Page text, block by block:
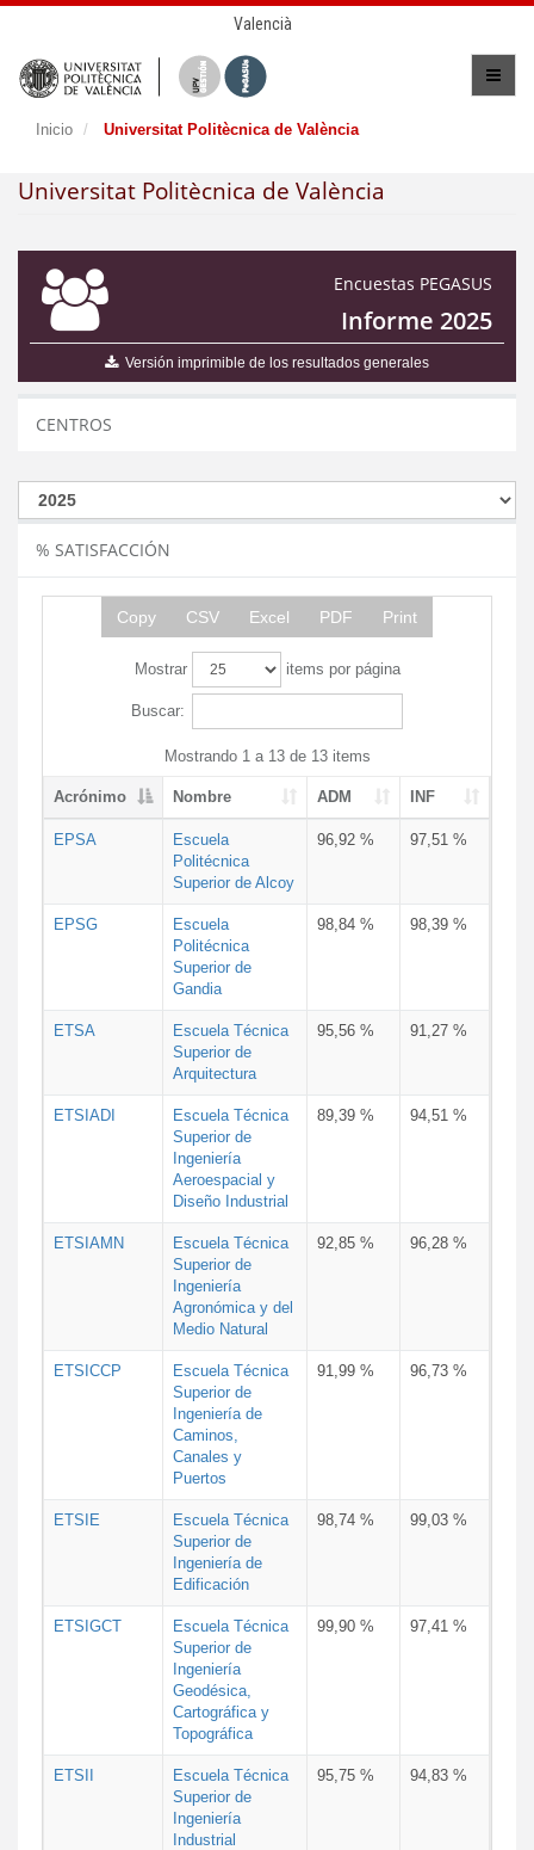
Valencià
Inicio Universitat Politècnica de València
Universitat Politècnica de València
Encuestas PEGASUS
Informe 2025
Versión imprimible de los resultados generales
CENTROS
% SATISFACCIÓN
Copy CSV Excel PDF Print
Mostrar items por página
Buscar:
Mostrando 1 a 13 de 13 items
Acrónimo Nombre ADM INF
EPSA
Escuela
Politécnica
Superior de Alcoy
96,92 % 97,51 %
EPSG
Escuela
Politécnica
Superior de
Gandia
98,84 % 98,39 %
ETSA
Escuela Técnica
Superior de
Arquitectura
95,56 % 91,27 %
ETSIADI
Escuela Técnica
Superior de
Ingeniería
Aeroespacial y
Diseño Industrial
89,39 % 94,51 %
ETSIAMN
Escuela Técnica
Superior de
Ingeniería
Agronómica y del
Medio Natural
92,85 % 96,28 %
ETSICCP
Escuela Técnica
Superior de
Ingeniería de
Caminos,
Canales y
Puertos
91,99 % 96,73 %
ETSIE
Escuela Técnica
Superior de
Ingeniería de
Edificación
98,74 % 99,03 %
ETSIGCT
Escuela Técnica
Superior de
Ingeniería
Geodésica,
Cartográfica y
Topográfica
99,90 % 97,41 %
ETSII
Escuela Técnica
Superior de
Ingeniería
Industrial
95,75 % 94,83 %